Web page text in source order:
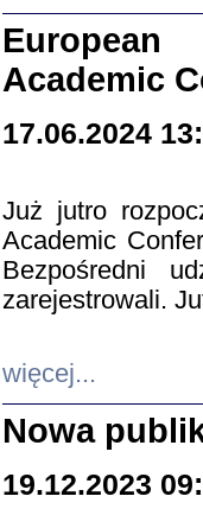
European
Academic
17.06.2024
Już jutro
Academic
Bezpośredni
zarejestrowali.
więcej...
Nowa
19.12.2023